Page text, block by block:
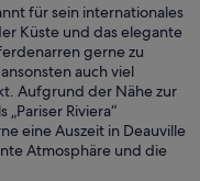
für sein internationales
Küste und das elegante
gerne zu
auch viel
Aufgrund der Nähe zur
Riviera“
eine Auszeit in Deauville
Atmosphäre und die